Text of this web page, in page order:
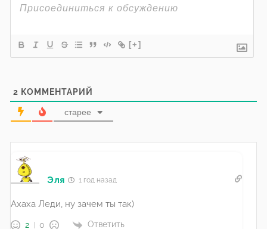
[+]
2 КОММЕНТАРИЙ
старее
Эля 1 год назад
Ахаха Леди, ну зачем ты так)
2 0 Ответить